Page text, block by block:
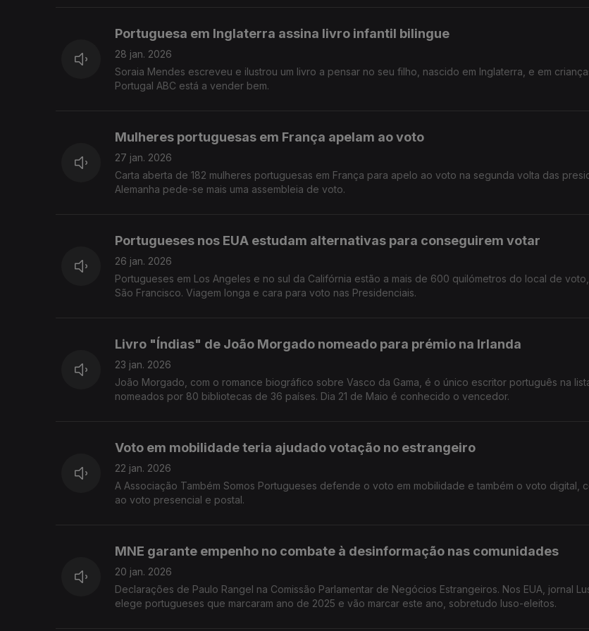
Portuguesa em Inglaterra assina livro infantil bilingue
28 jan. 2026
Soraia Mendes escreveu e ilustrou um livro a pensar no seu filho, nascido em Inglaterra, e em
Portugal ABC está a vender bem.
Mulheres portuguesas em França apelam ao voto
27 jan. 2026
Carta aberta de 182 mulheres portuguesas em França para apelo ao voto na segunda volta das
Alemanha pede-se mais uma assembleia de voto.
Portugueses nos EUA estudam alternativas para conseguirem votar
26 jan. 2026
Portugueses em Los Angeles e no sul da Califórnia estão a mais de 600 quilómetros do local de
São Francisco. Viagem longa e cara para voto nas Presidenciais.
Livro "Índias" de João Morgado nomeado para prémio na Irlanda
23 jan. 2026
João Morgado, com o romance biográfico sobre Vasco da Gama, é o único escritor português na lista de 69 livros
nomeados por 80 bibliotecas de 36 países. Dia 21 de Maio é conhecido o vencedor.
Voto em mobilidade teria ajudado votação no estrangeiro
22 jan. 2026
A Associação Também Somos Portugueses defende o voto em mobilidade e também o voto digital,
ao voto presencial e postal.
MNE garante empenho no combate à desinformação nas comunidades
20 jan. 2026
Declarações de Paulo Rangel na Comissão Parlamentar de Negócios Estrangeiros. Nos EUA, jornal
elege portugueses que marcaram ano de 2025 e vão marcar este ano, sobretudo luso-eleitos.